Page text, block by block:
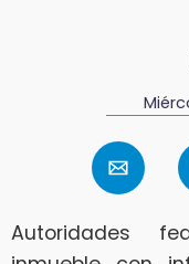
Autoridades